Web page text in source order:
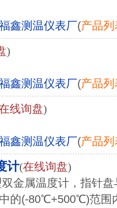
鑫测温仪表厂(产品
)
鑫测温仪表厂(产品
线询盘)
鑫测温仪表厂(产品
计(在线询盘)
金属温度计，指针
的(-80℃+500℃)范围